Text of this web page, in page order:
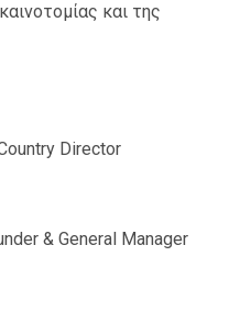
και της
Director
& General Manager